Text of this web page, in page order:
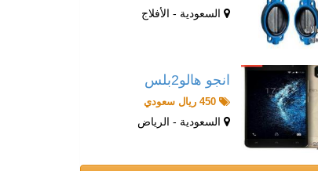
السعودية - الأفلاج
انجو هالو2بلس
450 ريال سعودي
السعودية - الرياض